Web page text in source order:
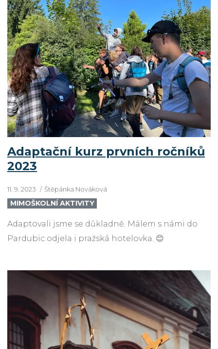
Adaptační kurz prvních ročníků
2023
11. 9. 2023 Štěpánka Nováková
MIMOŠKOLNÍ AKTIVITY
Adaptovali jsme se důkladně. Málem s námi do
Pardubic odjela i pražská hotelovka. 😊